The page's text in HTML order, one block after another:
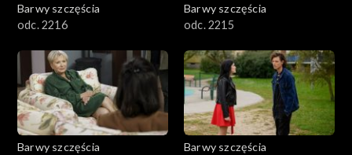
Barwy szczęścia
odc. 2216
Barwy szczęścia
odc. 2215
Barwy szczęścia
Barwy szczęścia